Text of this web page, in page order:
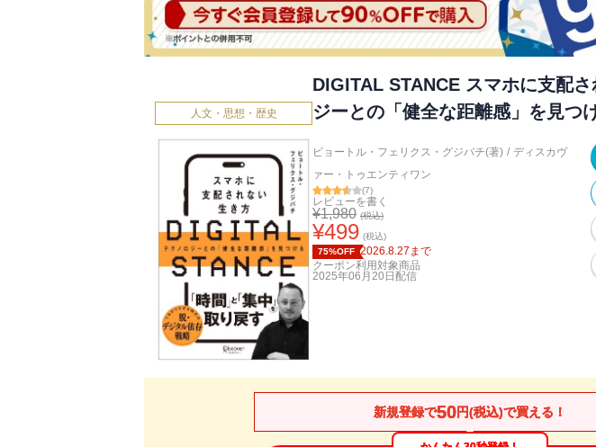
人文・思想・歴史
DIGITAL STANCE スマホに支配
ジーとの「健全な距離感」を見つ
ピョートル・フェリクス・グジバチ(著) / ディスカヴ
ァー・トゥエンティワン
(7)
レビューを書く
¥1,980 (税込)
¥499 (税込)
75%OFF 2026.8.27 まで
クーポン利用対象商品
2025年06月20日 配信
新規登録で50円(税込)で買える！